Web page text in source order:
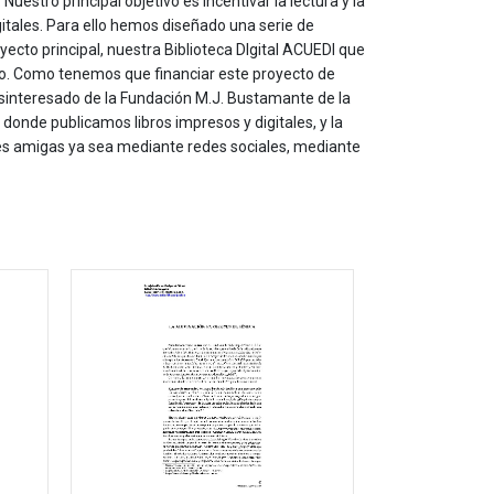
Para ello hemos diseñado una serie de
principal, nuestra Biblioteca DIgital ACUEDI que
Como tenemos que financiar este proyecto de
de la Fundación M.J. Bustamante de la
publicamos libros impresos y digitales, y la
amigas ya sea mediante redes sociales, mediante